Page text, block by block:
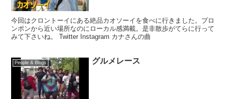
今回はクロントーイにある絶品カオソーイを食べに行きました。プロ
ンポンから近い場所なのにローカル感満載。是非散歩がてらに行って
みて下さいね。 Twitter Instagram カナさんの曲
People & Blogs グルメレース